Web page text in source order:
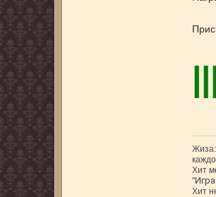
Жиза:
Хит
"
Хит